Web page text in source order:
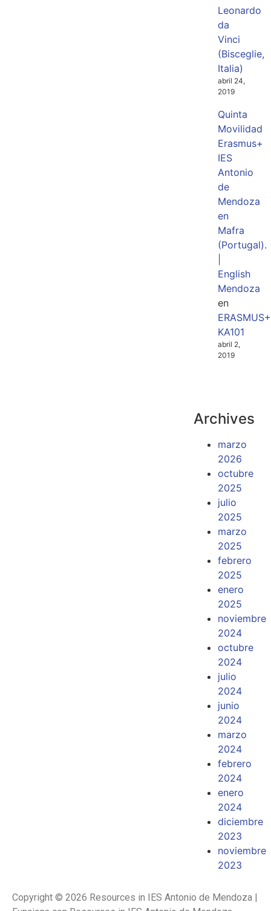
Leonardo
da
Vinci
(Bisceglie,
Italia)
abril 24,
2019
Quinta
Movilidad
Erasmus+
IES
Antonio
de
Mendoza
en
Mafra
(Portugal).
English
Mendoza
en
ERASMUS+
KA101
abril 2,
2019
Archives
marzo
2026
octubre
2025
julio
2025
marzo
2025
febrero
2025
enero
2025
noviembre
2024
octubre
2024
julio
2024
junio
2024
marzo
2024
febrero
2024
enero
2024
diciembre
2023
noviembre
2023
Copyright © 2026 Resources in IES Antonio de Mendoza |